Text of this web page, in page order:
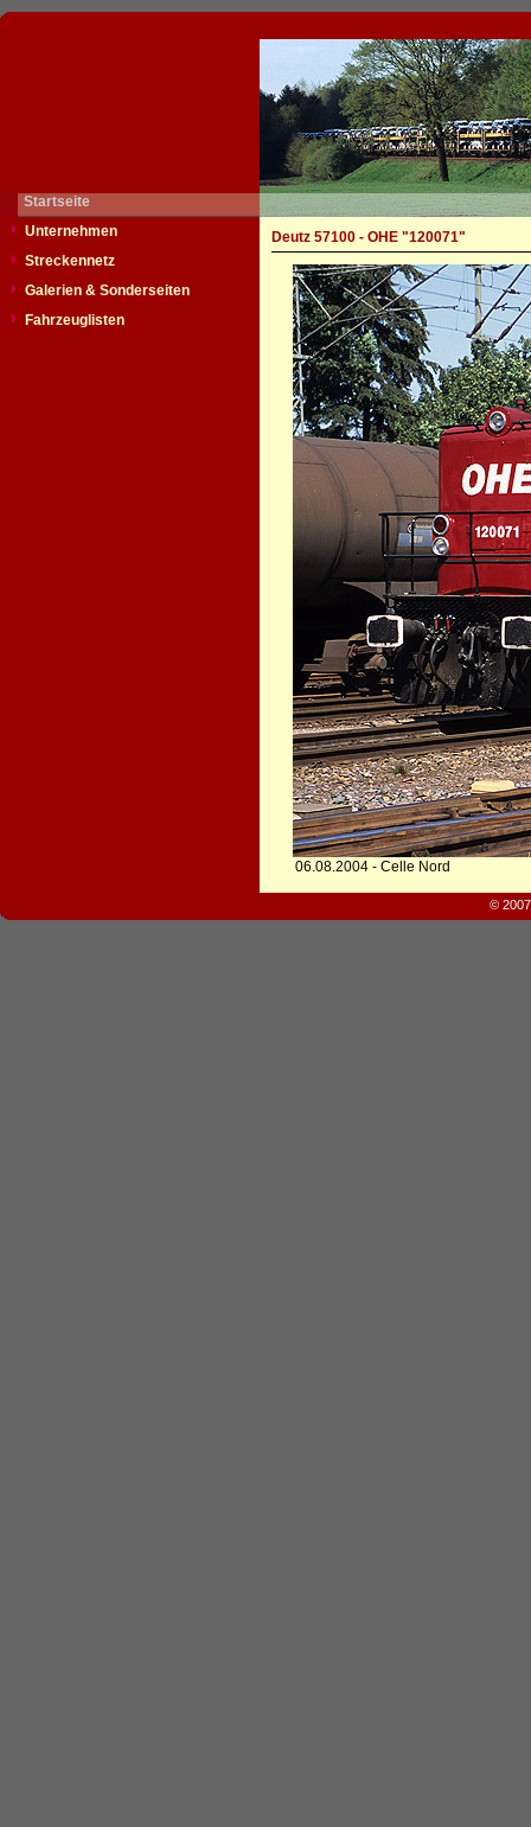
Startseite
Unternehmen
Streckennetz
Galerien & Sonderseiten
Fahrzeuglisten
Deutz 57100 - OHE "120071"
06.08.2004 - Celle Nord
©